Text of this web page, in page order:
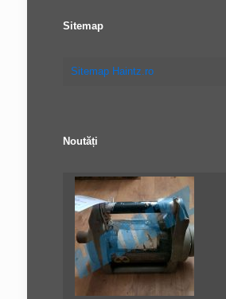
Sitemap
Sitemap Haintz.ro
Noutăți